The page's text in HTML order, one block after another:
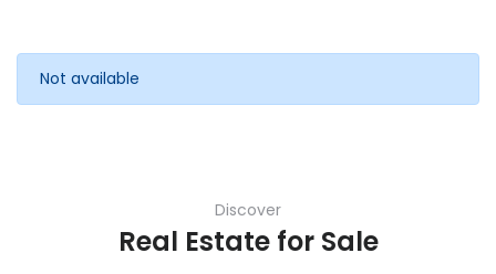
Not available
Discover
Real Estate for Sale